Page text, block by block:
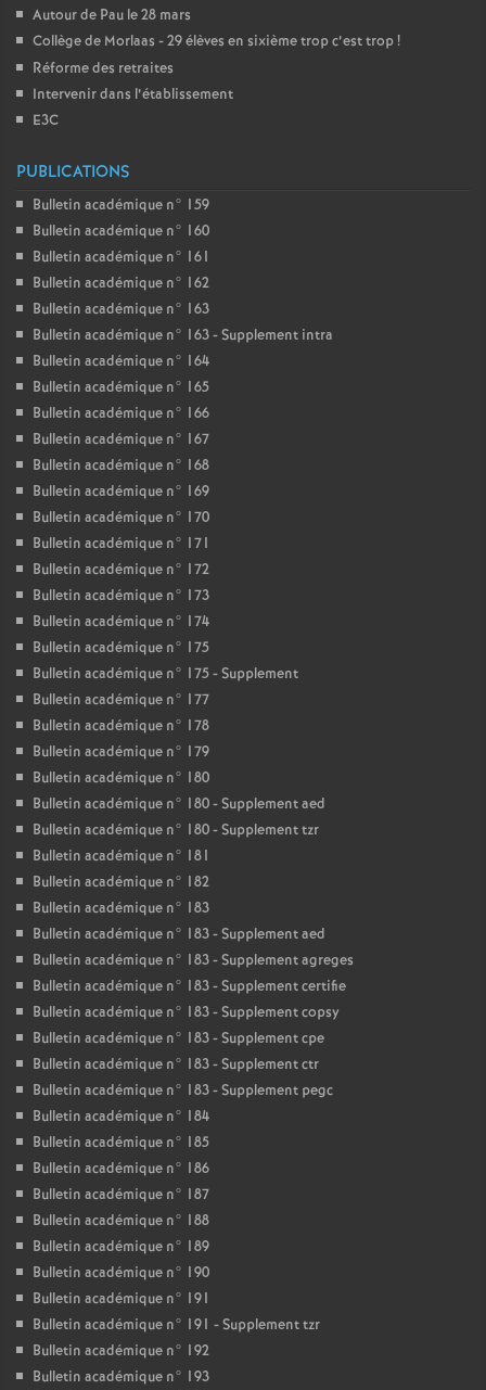
Autour de Pau le 28 mars
Collège de Morlaas - 29 élèves en sixième trop c’est trop!
Réforme des retraites
Intervenir dans l’établissement
E3C
PUBLICATIONS
Bulletin académique n° 159
Bulletin académique n° 160
Bulletin académique n° 161
Bulletin académique n° 162
Bulletin académique n° 163
Bulletin académique n° 163 - Supplement intra
Bulletin académique n° 164
Bulletin académique n° 165
Bulletin académique n° 166
Bulletin académique n° 167
Bulletin académique n° 168
Bulletin académique n° 169
Bulletin académique n° 170
Bulletin académique n° 171
Bulletin académique n° 172
Bulletin académique n° 173
Bulletin académique n° 174
Bulletin académique n° 175
Bulletin académique n° 175 - Supplement
Bulletin académique n° 177
Bulletin académique n° 178
Bulletin académique n° 179
Bulletin académique n° 180
Bulletin académique n° 180 - Supplement aed
Bulletin académique n° 180 - Supplement tzr
Bulletin académique n° 181
Bulletin académique n° 182
Bulletin académique n° 183
Bulletin académique n° 183 - Supplement aed
Bulletin académique n° 183 - Supplement agreges
Bulletin académique n° 183 - Supplement certifie
Bulletin académique n° 183 - Supplement copsy
Bulletin académique n° 183 - Supplement cpe
Bulletin académique n° 183 - Supplement ctr
Bulletin académique n° 183 - Supplement pegc
Bulletin académique n° 184
Bulletin académique n° 185
Bulletin académique n° 186
Bulletin académique n° 187
Bulletin académique n° 188
Bulletin académique n° 189
Bulletin académique n° 190
Bulletin académique n° 191
Bulletin académique n° 191 - Supplement tzr
Bulletin académique n° 192
Bulletin académique n° 193